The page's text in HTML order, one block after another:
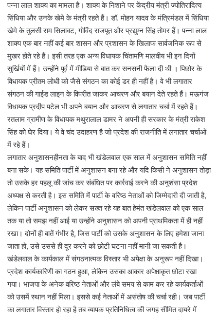
पन्ना लाल शाक्य का मामला है। शाक्य के निशाने पर केंद्रीय मंत्री ज्योतिरादित्य
सिंधिया और उनके खेमे के मंत्री रहते हैं। डॉ. मोहन यादव के मंत्रिमंडल में सिंधिया
खेमे के तुलसी राम सिलावट, गोविंद राजपूत और प्रद्युम्न सिंह तोमर हैं। पन्ना लाल
शाक्य एक बार नहीं कई बार शासन और प्रशासन के खिलाफ सार्वजनिक रूप से
मुखर होते रहे हैं। इसी तरह एक अन्य विधायक चिंतामणि मालवीय भी इन दिनों
सुर्खियों में हैं। उन्होंने पूर्व में मीडिया से बात कर सनसनी फैला दी थी । पिछोर के
विधायक प्रीतम लोधी को जैसे संगठन का कोई डर ही नहीं है। वे भी लगातार
संगठन की गाईड लाइन के विपरीत जाकर आचरण और बयान देते रहते हैं। मऊगंज
विधायक प्रदीप पटेल भी अपने बयान और आचरण से लगातार चर्चा में रहते हैं।
रतलाम ग्रामीण के विधायक मथुरालाल डामर ने अपनी ही सरकार के मंत्री राकेश
सिंह को घेर दिया। ये वे चंद उदाहरण है जो प्रदेश की राजनीति में लगातार चर्चाओं
में रहे हैं।
लगातार अनुशासनहीनता के बाद भी खंडेलवाल एक साल में अनुशासन समिति नहीं
बना सके। यह समिति पार्टी में अनुशासन बना रहे और यदि किसी ने अनुशासन तोड़ा
तो उसके हर पहलू की जांच कर संबंधित पर कार्रवाई करने की अनुशंसा प्रदेश
अध्यक्ष से करती है। इस समिति में पार्टी के वरिष्ठ नेताओं को जिम्मेदारी दी जाती है,
लेकिन पार्टी अनुशासन को लेकर सख्त रहे यह बात हेमंत खंडेलवाल को एक साल
तक या तो समझ नहीं आई या उन्होंने अनुशासन को अपनी प्राथमिकता में ही नहीं
रखा। दोनों ही बातें गंभीर है, जिस पार्टी को उसके अनुशासन के लिए हमेशा जाना
जाता हो, उसे उससे ही दूर करने को छोटी घटना नहीं मानी जा सकती है।
खंडेलवाल के कार्यकाल में संगठनात्मक विस्तार भी अपेक्षा के अनुरूप नहीं दिखा।
प्रदेश कार्यकारिणी का गठन हुआ, लेकिन उसका आकार अपेक्षाकृत छोटा रखा
गया। भाजपा के अनेक वरिष्ठ नेताओं और लंबे समय से काम कर रहे कार्यकर्ताओं
को उसमें स्थान नहीं मिला। इससे कई नेताओं में असंतोष की चर्चा रही। जब पार्टी
का लगातार विस्तार हो रहा है तब व्यापक प्रतिनिधित्व की जगह सीमित दायरे में